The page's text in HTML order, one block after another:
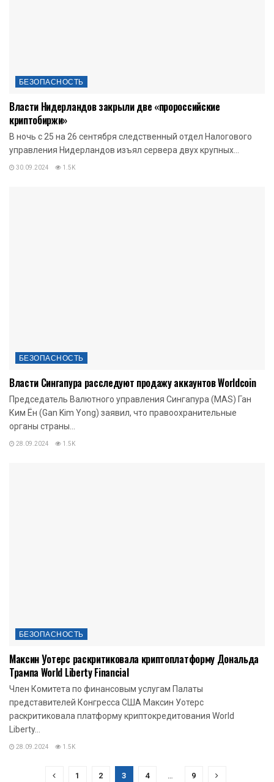
БЕЗОПАСНОСТЬ
Власти Нидерландов закрыли две «пророссийские
криптобиржи»
В ночь с 25 на 26 сентября следственный отдел Налогового
управления Нидерландов изъял сервера двух крупных...
30.09.2024 1.5K
БЕЗОПАСНОСТЬ
Власти Сингапура расследуют продажу аккаунтов Worldcoin
Председатель Валютного управления Сингапура (MAS) Ган
Ким Ён (Gan Kim Yong) заявил, что правоохранительные
органы страны...
28.09.2024 1.5K
БЕЗОПАСНОСТЬ
Максин Уотерс раскритиковала криптоплатформу Дональда
Трампа World Liberty Financial
Член Комитета по финансовым услугам Палаты
представителей Конгресса США Максин Уотерс
раскритиковала платформу криптокредитования World
Liberty...
28.09.2024 1.5K
1 2 3 4 … 9